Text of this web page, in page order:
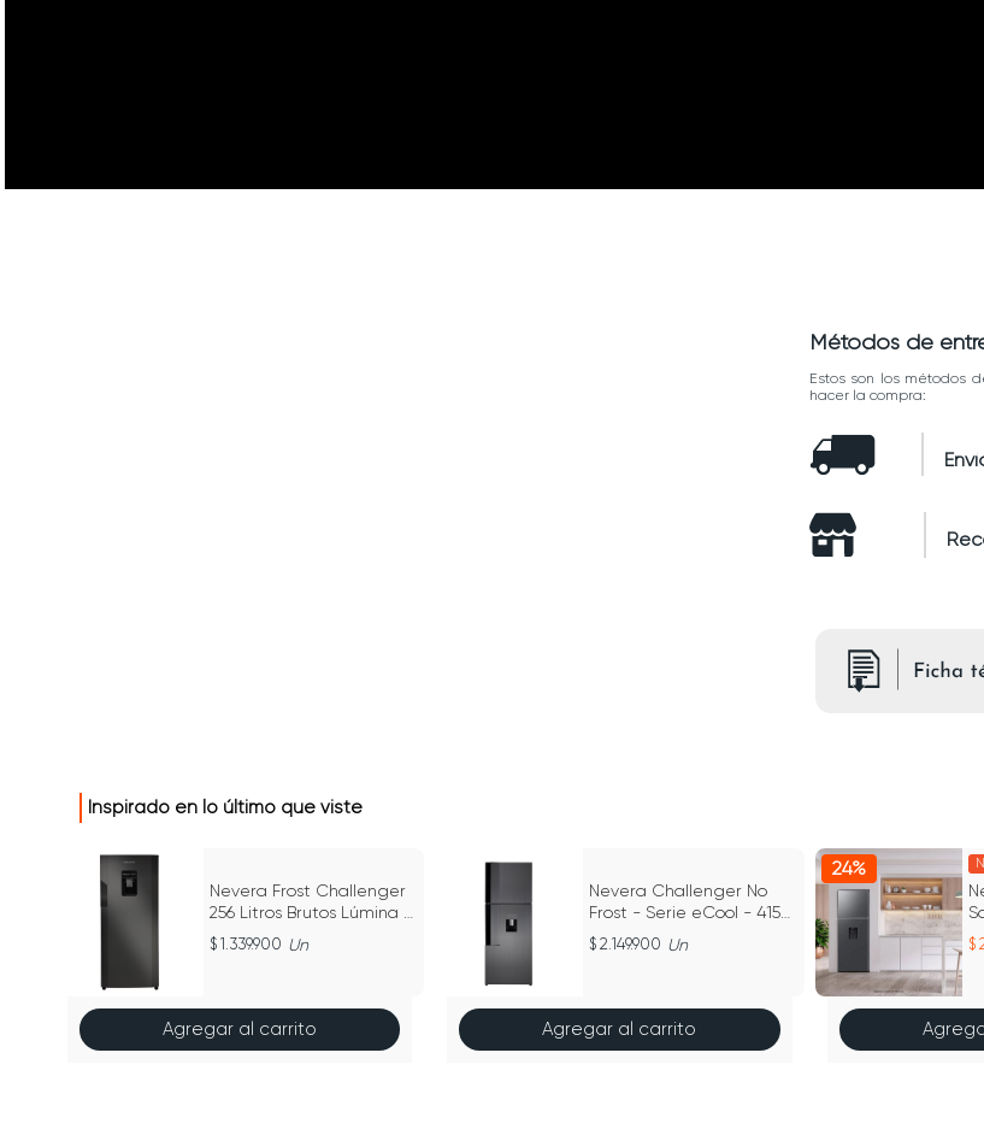
Métodos de
Estos son los métodos
hacer la compra:
Inspirado en lo último que viste
Nevera Frost Challenger
256 Litros Brutos Lúmina -
CR 256
1.339.900 Un
Agregar al carrito
Nevera Challenger No
Frost - Serie eCool - 415
Litros CRA 415
2.149.900 Un
Agregar al carrito
24%